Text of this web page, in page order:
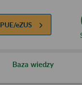
PUE/eZUS
Baza wiedzy